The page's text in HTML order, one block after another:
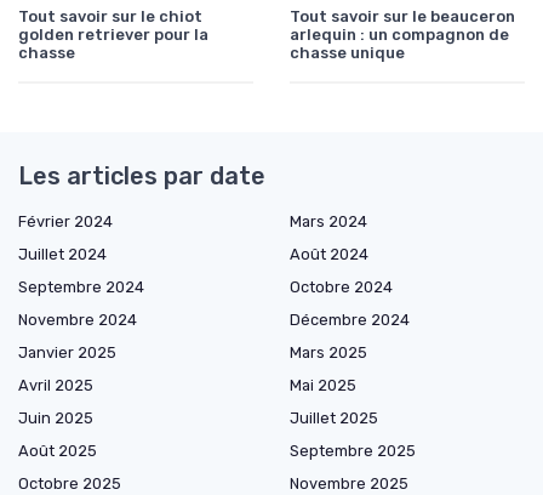
Tout savoir sur le chiot
golden retriever pour la
chasse
Tout savoir sur le beauceron
arlequin : un compagnon de
chasse unique
Les articles par date
Février 2024
Mars 2024
Juillet 2024
Août 2024
Septembre 2024
Octobre 2024
Novembre 2024
Décembre 2024
Janvier 2025
Mars 2025
Avril 2025
Mai 2025
Juin 2025
Juillet 2025
Août 2025
Septembre 2025
Octobre 2025
Novembre 2025